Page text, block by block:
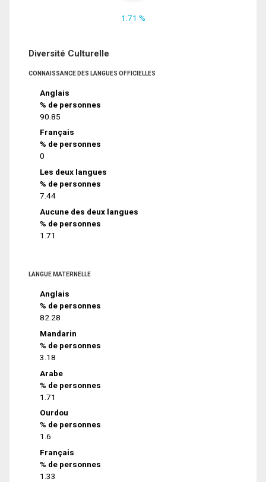
1.71 %
Diversité Culturelle
CONNAISSANCE DES LANGUES OFFICIELLES
Anglais
% de personnes
90.85
Français
% de personnes
0
Les deux langues
% de personnes
7.44
Aucune des deux langues
% de personnes
1.71
LANGUE MATERNELLE
Anglais
% de personnes
82.28
Mandarin
% de personnes
3.18
Arabe
% de personnes
1.71
Ourdou
% de personnes
1.6
Français
% de personnes
1.33